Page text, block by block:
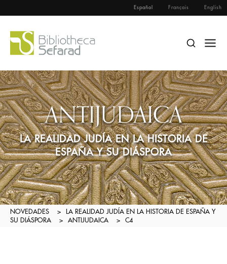
Español Français English
ANTIJUDAICA
LA REALIDAD JUDÍA EN LA HISTORIA DE
ESPAÑA Y SU DIÁSPORA
NOVEDADES >
LA REALIDAD JUDÍA EN LA HISTORIA DE ESPAÑA Y
SU DIÁSPORA
> ANTIJUDAICA > C4